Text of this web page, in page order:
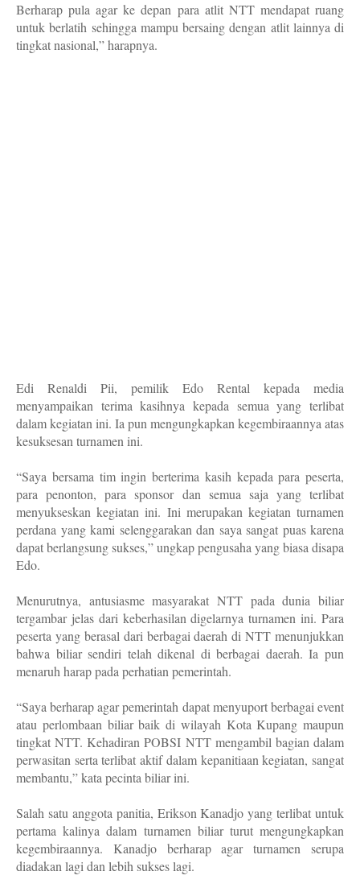
Berharap pula agar ke depan para atlit NTT mendapat ruang
untuk berlatih sehingga mampu bersaing dengan atlit lainnya di
tingkat nasional,” harapnya.
Edi Renaldi Pii, pemilik Edo Rental kepada media
menyampaikan terima kasihnya kepada semua yang terlibat
dalam kegiatan ini. Ia pun mengungkapkan kegembiraannya atas
kesuksesan turnamen ini.
“Saya bersama tim ingin berterima kasih kepada para peserta,
para penonton, para sponsor dan semua saja yang terlibat
menyukseskan kegiatan ini. Ini merupakan kegiatan turnamen
perdana yang kami selenggarakan dan saya sangat puas karena
dapat berlangsung sukses,” ungkap pengusaha yang biasa disapa
Edo.
Menurutnya, antusiasme masyarakat NTT pada dunia biliar
tergambar jelas dari keberhasilan digelarnya turnamen ini. Para
peserta yang berasal dari berbagai daerah di NTT menunjukkan
bahwa biliar sendiri telah dikenal di berbagai daerah. Ia pun
menaruh harap pada perhatian pemerintah.
“Saya berharap agar pemerintah dapat menyuport berbagai event
atau perlombaan biliar baik di wilayah Kota Kupang maupun
tingkat NTT. Kehadiran POBSI NTT mengambil bagian dalam
perwasitan serta terlibat aktif dalam kepanitiaan kegiatan, sangat
membantu,” kata pecinta biliar ini.
Salah satu anggota panitia, Erikson Kanadjo yang terlibat untuk
pertama kalinya dalam turnamen biliar turut mengungkapkan
kegembiraannya. Kanadjo berharap agar turnamen serupa
diadakan lagi dan lebih sukses lagi.